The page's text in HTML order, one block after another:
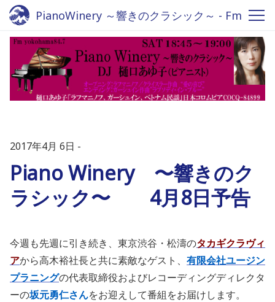
PianoWinery ～響きのクラシック～ - Fm
yokohama 84.7
2017年4月 6日
Piano Winery 〜響きのク
ラシック〜 4月8日予告
今週も先週に引き続き、東京渋谷・松濤のタカギクラヴィ
アから高木裕社長と共に素敵なゲスト、 有限会社ユージン
プラニングの代表取締役およびレコーディングディレクタ
ーの坂元勇仁さんをお迎えして番組をお届けします。